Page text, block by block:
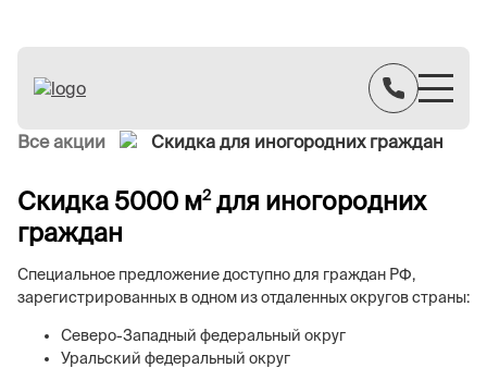
Все акции Скидка для иногородних граждан
Скидка 5000 м2для иногородних
граждан
Специальное предложение доступно для граждан РФ,
зарегистрированных в одном из отдаленных округов страны:
Северо-Западный федеральный округ
Уральский федеральный округ